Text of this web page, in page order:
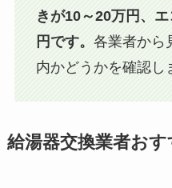
きが10～20万円、
円です。 各業者から
内かどうかを確認し
給湯器交換業者お